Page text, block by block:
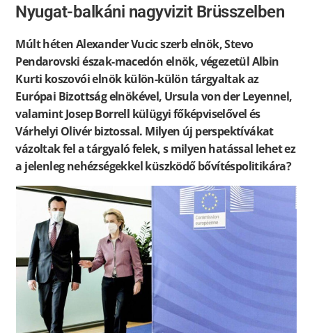
Nyugat-balkáni nagyvizit Brüsszelben
Múlt héten Alexander Vucic szerb elnök, Stevo
Pendarovski észak-macedón elnök, végezetül Albin
Kurti koszovói elnök külön-külön tárgyaltak az
Európai Bizottság elnökével, Ursula von der Leyennel,
valamint Josep Borrell külügyi főképviselővel és
Várhelyi Olivér biztossal. Milyen új perspektívákat
vázoltak fel a tárgyaló felek, s milyen hatással lehet ez
a jelenleg nehézségekkel küszködő bővítéspolitikára?